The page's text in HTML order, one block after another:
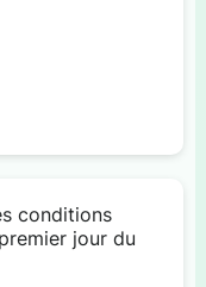
conditions
jour du